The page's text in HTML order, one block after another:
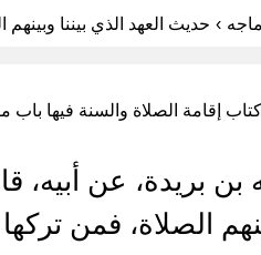
› حديث العهد الذي بيننا
كتاب إقامة الصلاة والسنة فيها باب
بن بريدة، عن
الصلاة، فمن